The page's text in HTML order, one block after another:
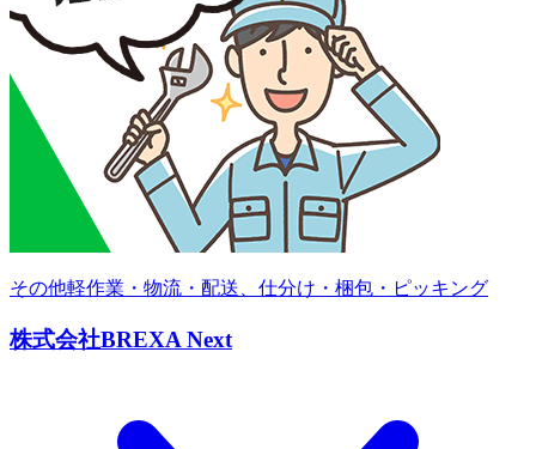
その他軽作業・物流・配送、仕分け・梱包・ピッキング
株式会社BREXA Next